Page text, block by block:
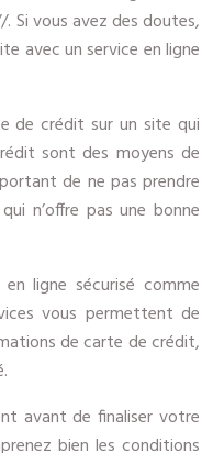
Si vous avez des doutes,
avec un service en ligne
de crédit sur un site qui
sont des moyens de
de ne pas prendre
n’offre pas une bonne
ligne sécurisé comme
vous permettent de
de carte de crédit,
avant de finaliser votre
bien les conditions